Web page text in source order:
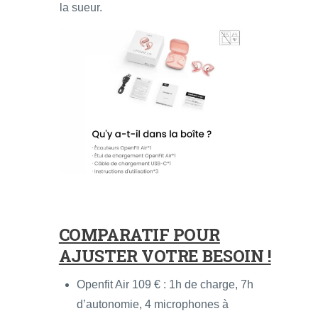
la sueur.
COMPARATIF POUR
AJUSTER VOTRE BESOIN !
Openfit Air 109 € : 1h de charge, 7h
d’autonomie, 4 microphones à